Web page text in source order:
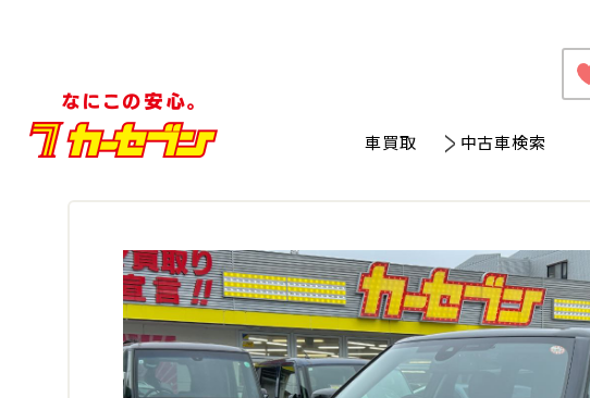
車買取 中古車検索